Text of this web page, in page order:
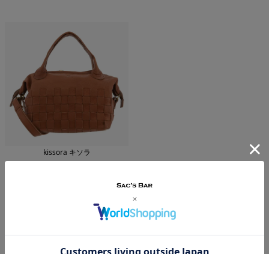
kissora キソラ
ボストンバッグ